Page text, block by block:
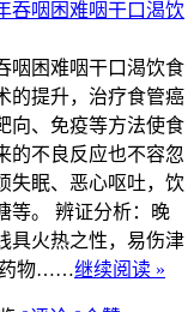
咽困难咽干口渴饮食
的提升，治疗食管癌
向、免疫等方法使食
的不良反应也不容忽
失眠、恶心呕吐，饮
等。 辨证分析：晚
具火热之性，易伤津
药物……继续阅读 »